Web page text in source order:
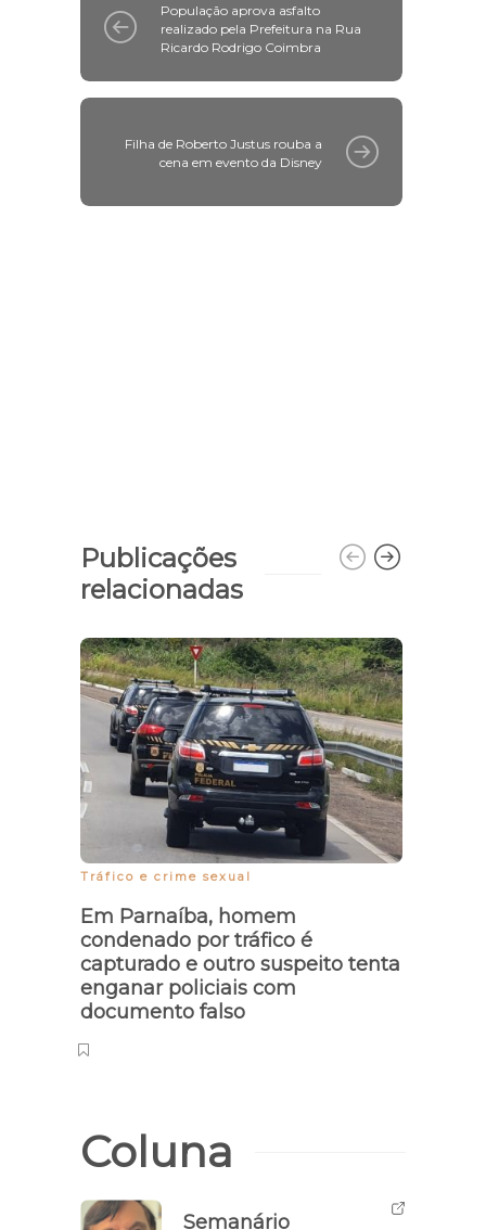
População aprova asfalto
realizado pela Prefeitura na Rua
Ricardo Rodrigo Coimbra
Filha de Roberto Justus rouba a
cena em evento da Disney
Publicações
relacionadas
Tráfico e crime sexual
Em Parnaíba, homem
condenado por tráfico é
capturado e outro suspeito tenta
enganar policiais com
documento falso
Coluna
Semanário